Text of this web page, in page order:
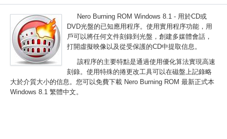
Nero Burning ROM Windows 8.1 - 用於CD或
DVD光盤的已知應用程序。使用實用程序功能，用
戶可以將任何文件刻錄到光盤，創建多媒體會話，
打開虛擬映像以及從受保護的CD中提取信息。
該程序的主要特點是通過使用優化算法實現高速
刻錄。使用特殊的捲更改工具可以在磁盤上記錄略
大於介質大小的信息。您可以免費下載 Nero Burning ROM 最新正式本
Windows 8.1 繁體中文。